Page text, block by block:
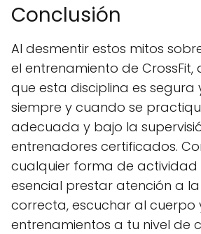
Conclusión
Al desmentir estos mitos
el entrenamiento de
que esta disciplina es segura
siempre y cuando se
adecuada y bajo la
entrenadores certificados.
cualquier forma de actividad
esencial prestar atención a
correcta, escuchar al
entrenamientos a tu nivel de